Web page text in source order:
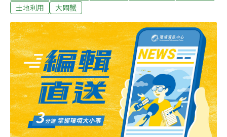
示，近年來受水域污染、生態環境破壞等多種人類活動的
高產4142噸下降到目前年均不足100噸，鳳鱭捕撈產量從
最高3252噸下降到不足10噸，中華絨螯蟹捕撈產量也已不
足100噸。上述資源的開發利用量已經超過物種資源的承
載量，專項捕撈制度亟需完善，因此停止發放相關的專項
捕撈許可證。
土地利用
大閘蟹